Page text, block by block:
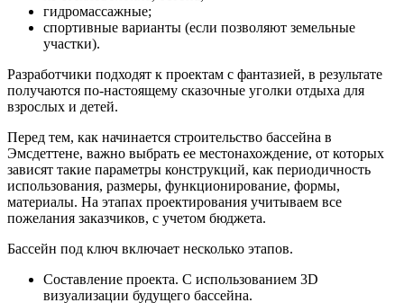
гидромассажные;
спортивные варианты (если позволяют земельные
участки).
Разработчики подходят к проектам с фантазией, в результате
получаются по-настоящему сказочные уголки отдыха для
взрослых и детей.
Перед тем, как начинается строительство бассейна в
Эмсдеттене, важно выбрать ее местонахождение, от которых
зависят такие параметры конструкций, как периодичность
использования, размеры, функционирование, формы,
материалы. На этапах проектирования учитываем все
пожелания заказчиков, с учетом бюджета.
Бассейн под ключ включает несколько этапов.
Составление проекта. С использованием 3D
визуализации будущего бассейна.